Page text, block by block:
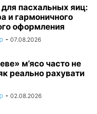
пасхальных яиц:
и гармоничного
оформления
- 07.08.2026
м’ясо часто не
реально рахувати
- 02.08.2026